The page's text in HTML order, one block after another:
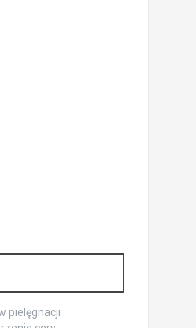
pielęgnacji